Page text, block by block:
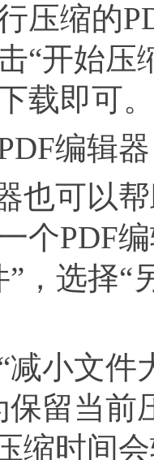
缩的
“开始压
载即可。
编辑器
可以帮
个PDF
，选择“
文件大
保留当前
缩时间